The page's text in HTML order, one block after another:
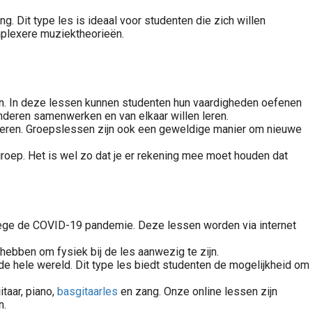
Dit type les is ideaal voor studenten die zich willen
muziektheorieën.
deze lessen kunnen studenten hun vaardigheden oefenen
samenwerken en van elkaar willen leren.
Groepslessen zijn ook een geweldige manier om nieuwe
Het is wel zo dat je er rekening mee moet houden dat
de COVID-19 pandemie. Deze lessen worden via internet
om fysiek bij de les aanwezig te zijn.
hele wereld. Dit type les biedt studenten de mogelijkheid om
piano, basgitaarles en zang. Onze online lessen zijn